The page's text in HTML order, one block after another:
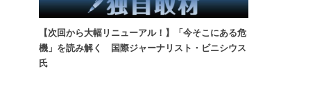
【次回から大幅リニューアル！】「今そこにある危
機」を読み解く 国際ジャーナリスト・ビニシウス
氏